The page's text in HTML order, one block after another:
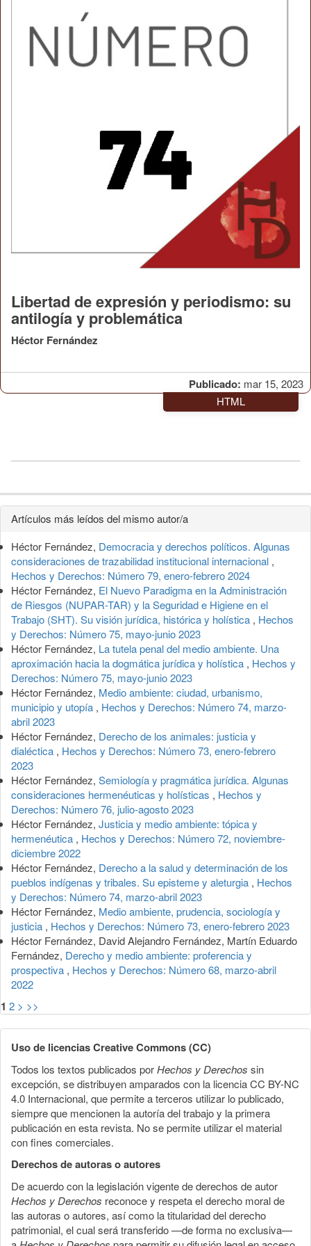
Publicado: mar 15, 2023
Libertad de expresión y periodismo: su
antilogía y problemática
Héctor Fernández
HTML
Detalles
del
artículo
Artículos más leídos del mismo autor/a
Héctor Fernández, Democracia y derechos políticos. Algunas
consideraciones de trazabilidad institucional internacional ,
Hechos y Derechos: Número 79, enero-febrero 2024
Héctor Fernández, El Nuevo Paradigma en la Administración
de Riesgos (NUPAR-TAR) y la Seguridad e Higiene en el
Trabajo (SHT). Su visión jurídica, histórica y holística , Hechos
y Derechos: Número 75, mayo-junio 2023
Héctor Fernández, La tutela penal del medio ambiente. Una
aproximación hacia la dogmática jurídica y holística , Hechos y
Derechos: Número 75, mayo-junio 2023
Héctor Fernández, Medio ambiente: ciudad, urbanismo,
municipio y utopía , Hechos y Derechos: Número 74, marzo-
abril 2023
Héctor Fernández, Derecho de los animales: justicia y
dialéctica , Hechos y Derechos: Número 73, enero-febrero
2023
Héctor Fernández, Semiología y pragmática jurídica. Algunas
consideraciones hermenéuticas y holísticas , Hechos y
Derechos: Número 76, julio-agosto 2023
Héctor Fernández, Justicia y medio ambiente: tópica y
hermenéutica , Hechos y Derechos: Número 72, noviembre-
diciembre 2022
Héctor Fernández, Derecho a la salud y determinación de los
pueblos indígenas y tribales. Su episteme y aleturgia , Hechos
y Derechos: Número 74, marzo-abril 2023
Héctor Fernández, Medio ambiente, prudencia, sociología y
justicia , Hechos y Derechos: Número 73, enero-febrero 2023
Héctor Fernández, David Alejandro Fernández, Martín Eduardo
Fernández, Derecho y medio ambiente: proferencia y
prospectiva , Hechos y Derechos: Número 68, marzo-abril
2022
1 2 > >>
Uso de licencias Creative Commons (CC)
Todos los textos publicados porHechos y Derechos sin
excepción, se distribuyen amparados con la licencia CC BY-NC
4.0 Internacional, que permite a terceros utilizar lo publicado,
siempre que mencionen la autoría del trabajo y la primera
publicación en esta revista. No se permite utilizar el material
con fines comerciales.
Derechos de autoras o autores
De acuerdo con la legislación vigente de derechos de autor
Hechos y Derechos reconoce y respeta el derecho moral de
las autoras o autores, así como la titularidad del derecho
patrimonial, el cual será transferido —de forma no exclusiva—